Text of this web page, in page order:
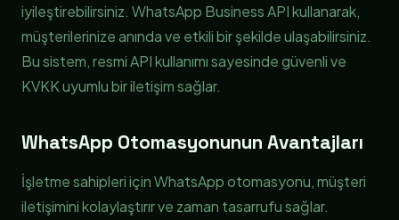
iyileştirebilirsiniz. WhatsApp Business API kullanarak,
müşterilerinize anında ve etkili bir şekilde ulaşabilirsiniz.
Bu sistem, resmi API kullanımı sayesinde güvenli ve
KVKK uyumlu bir iletişim sağlar.
WhatsApp Otomasyonunun Avantajları
İşletme sahipleri için WhatsApp otomasyonu, müşteri
iletişimini kolaylaştırır ve zaman tasarrufu sağlar.